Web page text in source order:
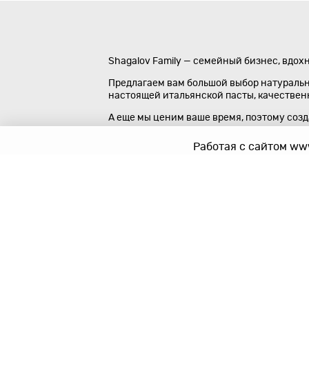
Shagalov Family — семейный бизнес,
Предлагаем вам большой выбор
настоящей итальянской пасты,
А еще мы ценим ваше время, поэтому
Работая с сайтом